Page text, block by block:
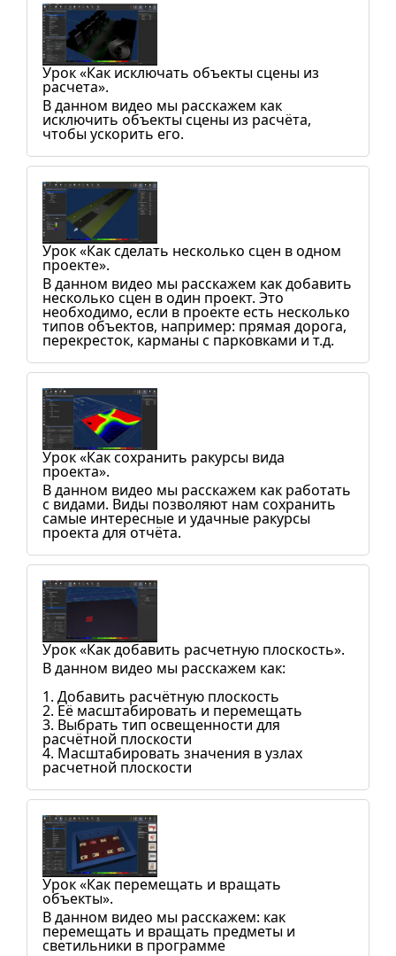
Урок «Как исключать объекты сцены из
расчета».
В данном видео мы расскажем как
исключить объекты сцены из расчёта,
чтобы ускорить его.
Урок «Как сделать несколько сцен в одном
проекте».
В данном видео мы расскажем как добавить
несколько сцен в один проект. Это
необходимо, если в проекте есть несколько
типов объектов, например: прямая дорога,
перекресток, карманы с парковками и т.д.
Урок «Как сохранить ракурсы вида
проекта».
В данном видео мы расскажем как работать
с видами. Виды позволяют нам сохранить
самые интересные и удачные ракурсы
проекта для отчёта.
Урок «Как добавить расчетную плоскость».
В данном видео мы расскажем как:
1. Добавить расчётную плоскость
2. Её масштабировать и перемещать
3. Выбрать тип освещенности для
расчётной плоскости
4. Масштабировать значения в узлах
расчетной плоскости
Урок «Как перемещать и вращать
объекты».
В данном видео мы расскажем: как
перемещать и вращать предметы и
светильники в программе